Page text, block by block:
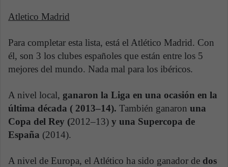
Atletico Madrid
Para completar esta lista, está el Atlético Madrid. Con
él, son 3 los clubes españoles que están entre los 5
mejores del mundo. Nada mal para los ibéricos.
A nivel local, ganaron la Liga en una ocasión en la
última década ( 2013–14). También ganaron una
Copa del Rey (2012–13) y una Supercopa de
España (2014).
A nivel de Europa, el Atlético ha sido ganador de dos